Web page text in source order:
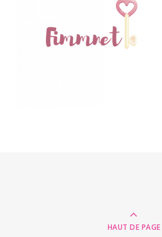
HAUT DE PAGE